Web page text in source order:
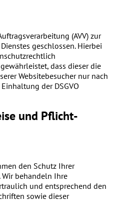
(AVV) zur
geschlossen. Hierbei
dass dieser die
Websitebesucher nur nach
der DSGVO
und Pflicht­
den Schutz Ihrer
Wir behandeln Ihre
und entsprechend den
sowie dieser